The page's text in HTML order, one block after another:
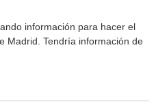
información para hacer el
Madrid. Tendría información de